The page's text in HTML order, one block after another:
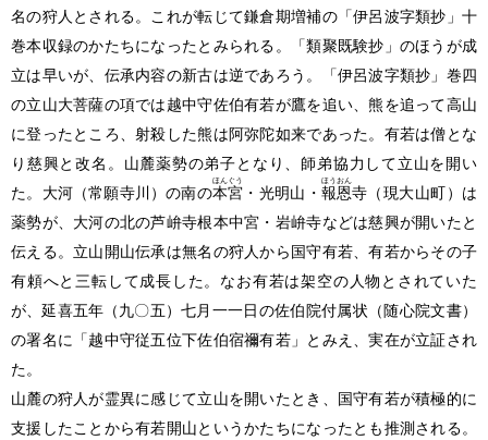
名の狩人とされる。これが転じて鎌倉期増補の「伊呂波字類抄」十
巻本収録のかたちになったとみられる。「類聚既験抄」のほうが成
立は早いが、伝承内容の新古は逆であろう。「伊呂波字類抄」巻四
の立山大菩薩の項では越中守佐伯有若が鷹を追い、熊を追って高山
に登ったところ、射殺した熊は阿弥陀如来であった。有若は僧とな
り慈興と改名。山麓薬勢の弟子となり、師弟協力して立山を開い
た。大河 （常願寺川） の南の本宮
ほんぐう
・光明山・ 報恩
ほうおん
寺 （現大山町） は
薬勢が、大河の北の芦峅寺根本中宮・岩峅寺などは慈興が開いたと
伝える。立山開山伝承は無名の狩人から国守有若、有若からその子
有頼へと三転して成長した。なお有若は架空の人物とされていた
が、延喜五年 （九〇五） 七月一一日の佐伯院付属状 （随心院文書）
の署名に「越中守従五位下佐伯宿禰有若」とみえ、実在が立証され
た。
山麓の狩人が霊異に感じて立山を開いたとき、国守有若が積極的に
支援したことから有若開山というかたちになったとも推測される。